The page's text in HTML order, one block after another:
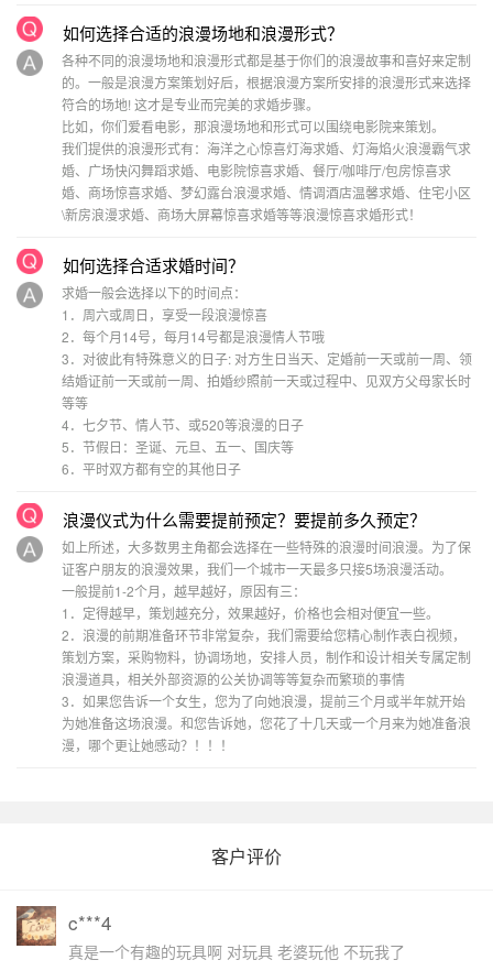
如何选择合适的浪漫场地和浪漫形式？
各种不同的浪漫场地和浪漫形式都是基于你们的浪漫故事和喜好来定制
的。一般是浪漫方案策划好后，根据浪漫方案所安排的浪漫形式来选择
符合的场地! 这才是专业而完美的求婚步骤。
比如，你们爱看电影，那浪漫场地和形式可以围绕电影院来策划。
我们提供的浪漫形式有：海洋之心惊喜灯海求婚、灯海焰火浪漫霸气求
婚、广场快闪舞蹈求婚、电影院惊喜求婚、餐厅/咖啡厅/包房惊喜求
婚、商场惊喜求婚、梦幻露台浪漫求婚、情调酒店温馨求婚、住宅小区
\新房浪漫求婚、商场大屏幕惊喜求婚等等浪漫惊喜求婚形式！
如何选择合适求婚时间？
求婚一般会选择以下的时间点：
1．周六或周日，享受一段浪漫惊喜
2．每个月14号，每月14号都是浪漫情人节哦
3．对彼此有特殊意义的日子: 对方生日当天、定婚前一天或前一周、领
结婚证前一天或前一周、拍婚纱照前一天或过程中、见双方父母家长时
等等
4．七夕节、情人节、或520等浪漫的日子
5．节假日：圣诞、元旦、五一、国庆等
6．平时双方都有空的其他日子
浪漫仪式为什么需要提前预定？要提前多久预定？
如上所述，大多数男主角都会选择在一些特殊的浪漫时间浪漫。为了保
证客户朋友的浪漫效果，我们一个城市一天最多只接5场浪漫活动。
一般提前1-2个月，越早越好，原因有三：
1．定得越早，策划越充分，效果越好，价格也会相对便宜一些。
2．浪漫的前期准备环节非常复杂，我们需要给您精心制作表白视频，
策划方案，采购物料，协调场地，安排人员，制作和设计相关专属定制
浪漫道具，相关外部资源的公关协调等等复杂而繁琐的事情
3．如果您告诉一个女生，您为了向她浪漫，提前三个月或半年就开始
为她准备这场浪漫。和您告诉她，您花了十几天或一个月来为她准备浪
漫，哪个更让她感动？！！！
客户评价
c***4
真是一个有趣的玩具啊 对玩具 老婆玩他 不玩我了